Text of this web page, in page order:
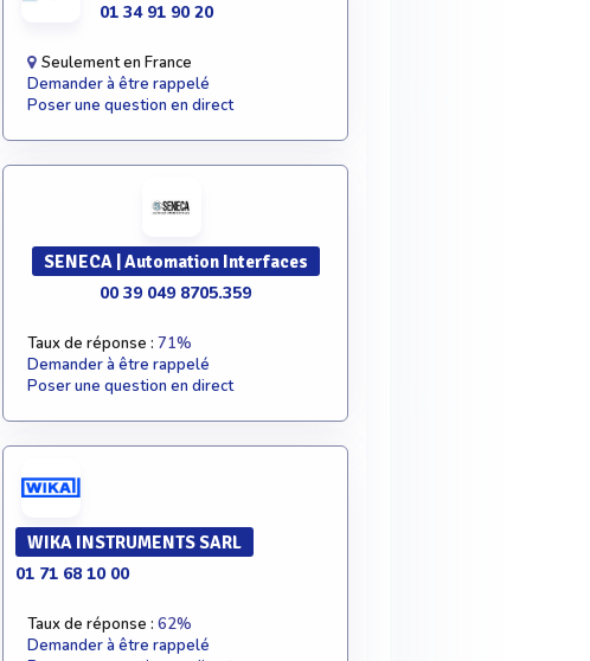
01 34 91 90 20
Seulement en France
Demander à être rappelé
Poser une question en direct
SENECA | Automation Interfaces
00 39 049 8705.359
Taux de réponse : 71%
Demander à être rappelé
Poser une question en direct
WIKA INSTRUMENTS SARL
01 71 68 10 00
Taux de réponse : 62%
Demander à être rappelé